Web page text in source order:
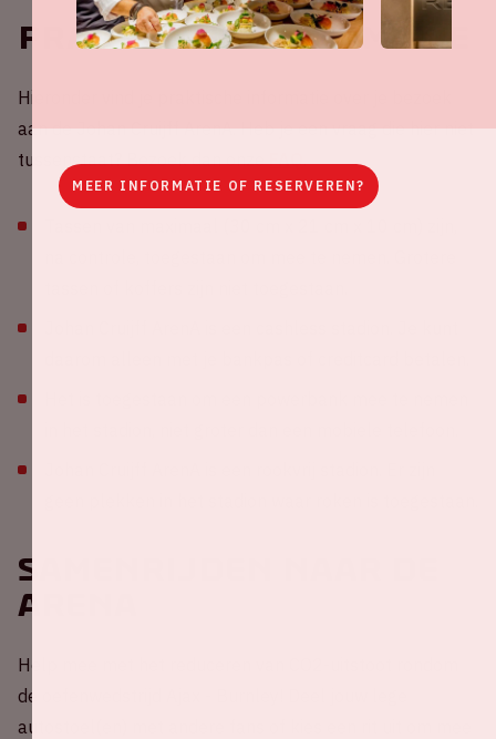
Praktische informatie
Hieronder vind je praktische informatie over je bezoek
aan de Johan Cruijff ArenA. Heb je een vraag die hier niet
tussenstaat? Bezoek dan onzeFAQ.
Samenrijden naar de
ArenA
Help mee met het reduceren van CO2-uitstoot rondom
de oefenwedstrijd Ajax - Burnley! Deel jouw lege
autostoel(en) met andere fans of kies een rit uit om mee
MEER INFORMATIE OF RESERVEREN?